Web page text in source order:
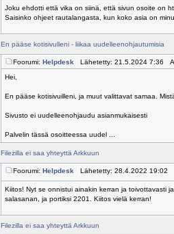
Joku ehdotti että vika on siinä, että sivun osoite on
Saisinko ohjeet rautalangasta, kun koko asia on
En pääse kotisivulleni - liikaa uudelleenohjautumisia
Foorumi: Helpdesk Lähetetty: 21.5.2024 7:36
Hei,
En pääse kotisivuilleni, ja muut valittavat samaa.
Sivusto ei uudelleenohjaudu asianmukaisesti
Palvelin tässä osoitteessa uudel ...
Filezilla ei saa yhteyttä Arkkuun
Foorumi: Helpdesk Lähetetty: 28.4.2022 19:02
Kiitos! Nyt se onnistui ainakin kerran ja toivottavasti
salasanan, ja portiksi 2201. Kiitos vielä kerran!
Filezilla ei saa yhteyttä Arkkuun